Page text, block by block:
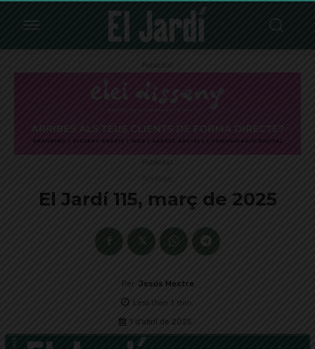
Publicitat
Publicitat
El Jardí 115, març de 2025
Per Jesús Mestre
Less than 1 min.
1 d'abril de 2025